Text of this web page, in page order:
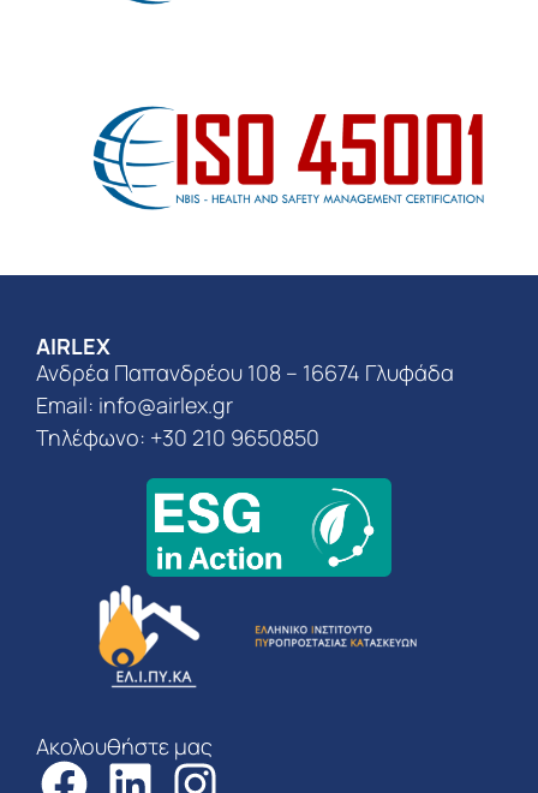
AIRLEX
Ανδρέα Παπανδρέου 108 – 16674 Γλυφάδα
Email: info@airlex.gr
Τηλέφωνο: +30 210 9650850
Ακολουθήστε μας